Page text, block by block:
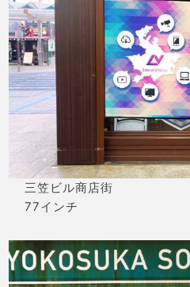
三笠ビル商店街
77インチ